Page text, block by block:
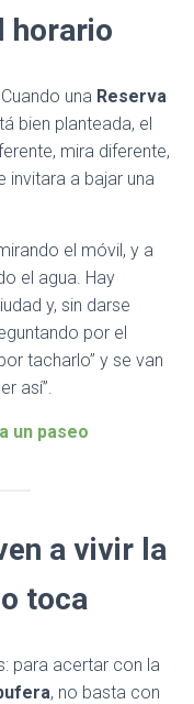
horario
una Reserva
bien planteada, el
mira diferente,
invitara a bajar una
el móvil, y a
el agua. Hay
y, sin darse
por el
tacharlo” y se van
así”.
un paseo
a vivir la
toca
para acertar con la
, no basta con